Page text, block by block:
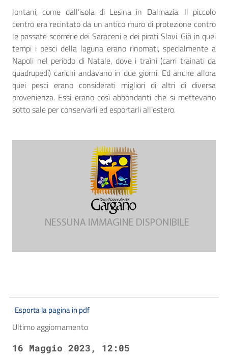
lontani, come dall’isola di Lesina in Dalmazia. Il piccolo
centro era recintato da un antico muro di protezione contro
le passate scorrerie dei Saraceni e dei pirati Slavi. Già in quei
tempi i pesci della laguna erano rinomati, specialmente a
Napoli nel periodo di Natale, dove i traìni (carri trainati da
quadrupedi) carichi andavano in due giorni. Ed anche allora
quei pesci erano considerati migliori di altri di diversa
provenienza. Essi erano così abbondanti che si mettevano
sotto sale per conservarli ed esportarli all’estero.
Esporta la pagina in pdf
Ultimo aggiornamento
16 Maggio 2023, 12:05